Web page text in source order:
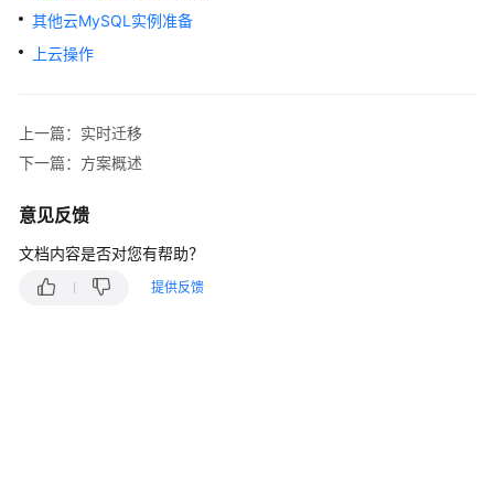
说
明
入
门
用
指
南
其他云MySQL实例准备
上云操作
上一篇：实时迁移
下一篇：方案概述
意见反馈
文档内容是否对您有帮助？
提供反馈